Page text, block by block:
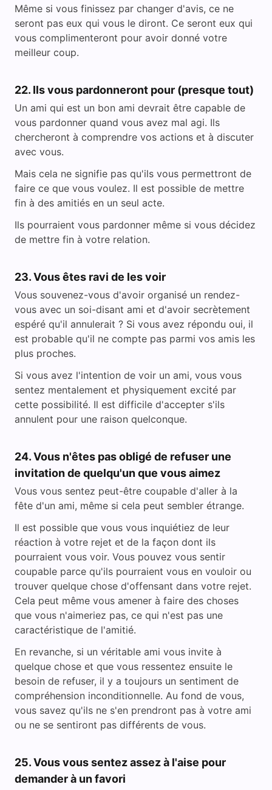
Même si vous finissez par changer d'avis, ce ne
seront pas eux qui vous le diront. Ce seront eux qui
vous complimenteront pour avoir donné votre
meilleur coup.
22. Ils vous pardonneront pour (presque tout)
Un ami qui est un bon ami devrait être capable de
vous pardonner quand vous avez mal agi. Ils
chercheront à comprendre vos actions et à discuter
avec vous.
Mais cela ne signifie pas qu'ils vous permettront de
faire ce que vous voulez. Il est possible de mettre
fin à des amitiés en un seul acte.
Ils pourraient vous pardonner même si vous décidez
de mettre fin à votre relation.
23. Vous êtes ravi de les voir
Vous souvenez-vous d'avoir organisé un rendez-
vous avec un soi-disant ami et d'avoir secrètement
espéré qu'il annulerait ? Si vous avez répondu oui, il
est probable qu'il ne compte pas parmi vos amis les
plus proches.
Si vous avez l'intention de voir un ami, vous vous
sentez mentalement et physiquement excité par
cette possibilité. Il est difficile d'accepter s'ils
annulent pour une raison quelconque.
24. Vous n'êtes pas obligé de refuser une
invitation de quelqu'un que vous aimez
Vous vous sentez peut-être coupable d'aller à la
fête d'un ami, même si cela peut sembler étrange.
Il est possible que vous vous inquiétiez de leur
réaction à votre rejet et de la façon dont ils
pourraient vous voir. Vous pouvez vous sentir
coupable parce qu'ils pourraient vous en vouloir ou
trouver quelque chose d'offensant dans votre rejet.
Cela peut même vous amener à faire des choses
que vous n'aimeriez pas, ce qui n'est pas une
caractéristique de l'amitié.
En revanche, si un véritable ami vous invite à
quelque chose et que vous ressentez ensuite le
besoin de refuser, il y a toujours un sentiment de
compréhension inconditionnelle. Au fond de vous,
vous savez qu'ils ne s'en prendront pas à votre ami
ou ne se sentiront pas différents de vous.
25. Vous vous sentez assez à l'aise pour
demander à un favori